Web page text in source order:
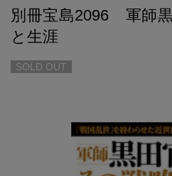
別冊宝島2096 軍師
と生涯
SOLD OUT